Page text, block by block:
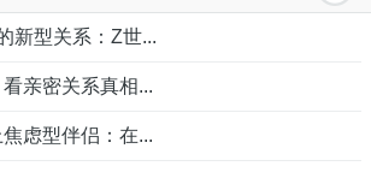
新型关系：Z世...
亲密关系真相...
虑型伴侣：在...